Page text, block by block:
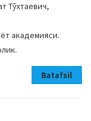
Тўхтаевич,
академияси.
Batafsil